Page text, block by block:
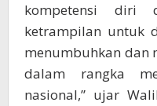
kompetensi diri
ketrampilan untuk
menumbuhkan dan
dalam rangka
nasional,” ujar